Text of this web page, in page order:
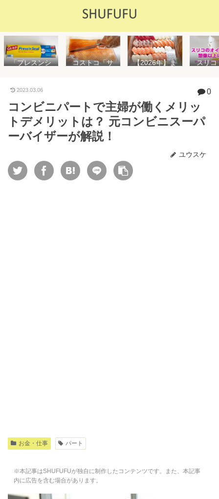
「プレスンシ
説！コストコ
る店はどこ？
粘着面に危険
性はない？
コストコ「サ
や冷凍保存方
法を紹介
【2026年】ま
が高いけど購
入するべき？
スリコ
思え
め！霧
イル
WAY
2023.03.06 0
コンビニパートで主婦が働くメリッ
トデメリットは？ 元コンビニスーパ
ーバイザーが解説！
ユウスケ
お金・仕事 パート
※本記事はSHUFUFUが独自に制作したコンテンツです。また、本記事
内に広告を含む場合があります。